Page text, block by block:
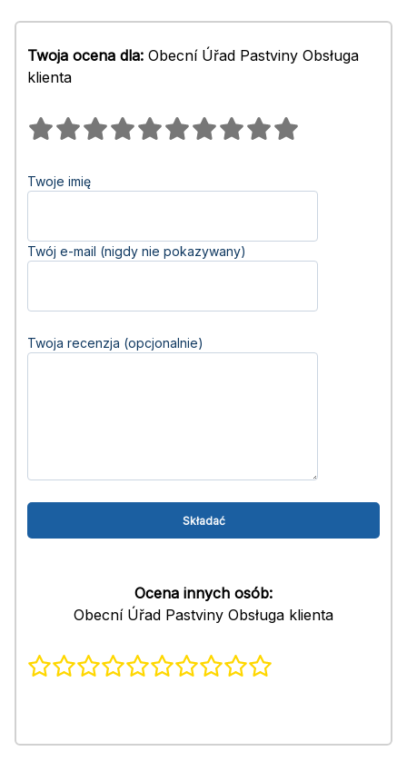
Twoja ocena dla: Obecní Úřad Pastviny Obsługa
klienta
Twoje imię
Twój e-mail (nigdy nie pokazywany)
Twoja recenzja (opcjonalnie)
Ocena innych osób:
Obecní Úřad Pastviny Obsługa klienta